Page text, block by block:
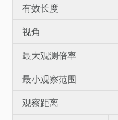
有效长度
视角
最大观测倍率
最小观察范围
观察距离